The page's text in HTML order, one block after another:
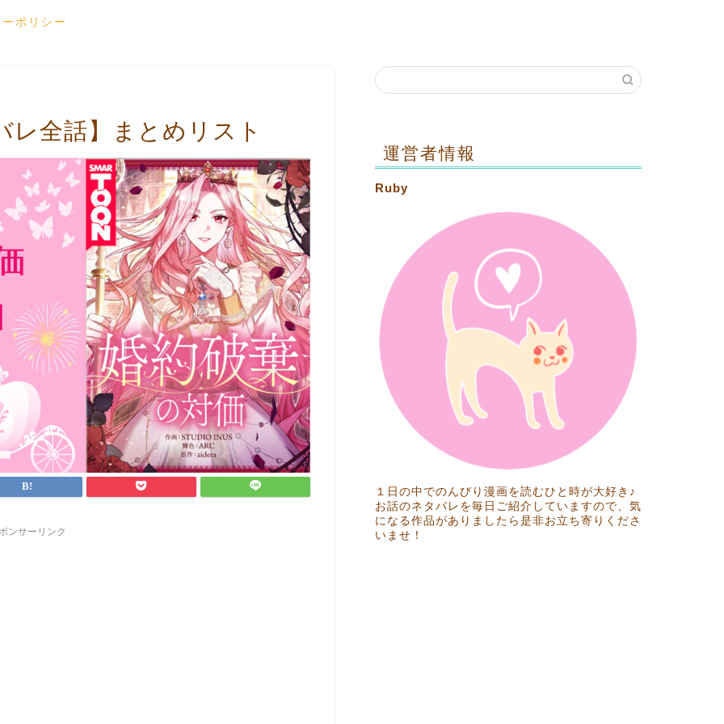
ポリシー
レ全話】まとめリスト
ンサーリンク
運営者情報
Ruby
１日の中でのんびり漫画を読むひと時が大好き♪
お話のネタバレを毎日ご紹介していますので、気
になる作品がありましたら是非お立ち寄りくださ
いませ！